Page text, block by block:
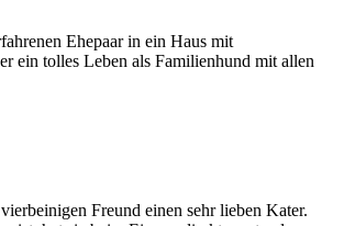
Ehepaar in ein Haus mit
ein tolles Leben als Familienhund mit allen
Freund einen sehr lieben Kater.